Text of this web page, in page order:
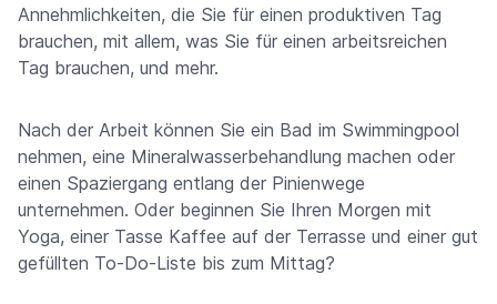
Annehmlichkeiten, die Sie für einen produktiven Tag
brauchen, mit allem, was Sie für einen arbeitsreichen
Tag brauchen, und mehr.
Nach der Arbeit können Sie ein Bad im Swimmingpool
nehmen, eine Mineralwasserbehandlung machen oder
einen Spaziergang entlang der Pinienwege
unternehmen. Oder beginnen Sie Ihren Morgen mit
Yoga, einer Tasse Kaffee auf der Terrasse und einer gut
gefüllten To-Do-Liste bis zum Mittag?